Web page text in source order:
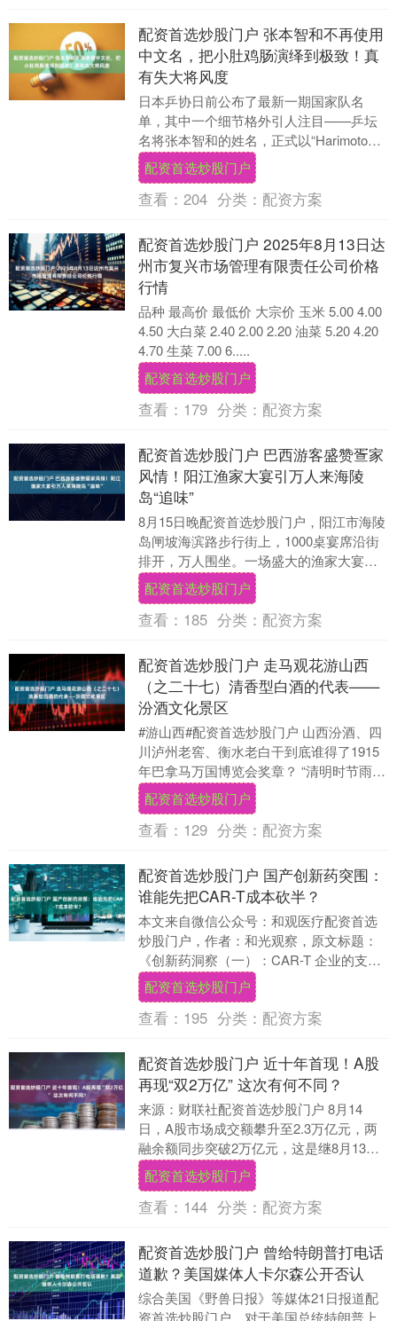
配资首选炒股门户 张本智和不再使用
中文名，把小肚鸡肠演绎到极致！真
有失大将风度
日本乒协日前公布了最新一期国家队名
单，其中一个细节格外引人注目——乒坛
名将张本智和的姓名，正式以“Harimoto
Tomokazu”的日文罗马音形式出现配资首....
配资首选炒股门户
查看： 204 分类： 配资方案
配资首选炒股门户 2025年8月13日达
州市复兴市场管理有限责任公司价格
行情
品种 最高价 最低价 大宗价 玉米 5.00 4.00
4.50 大白菜 2.40 2.00 2.20 油菜 5.20 4.20
4.70 生菜 7.00 6.....
配资首选炒股门户
查看： 179 分类： 配资方案
配资首选炒股门户 巴西游客盛赞疍家
风情！阳江渔家大宴引万人来海陵
岛“追味”
8月15日晚配资首选炒股门户，阳江市海陵
岛闸坡海滨路步行街上，1000桌宴席沿街
排开，万人围坐。一场盛大的渔家大宴在
此沸腾上演，以最鲜活的方式揭开了第二
十三届南....
配资首选炒股门户
查看： 185 分类： 配资方案
配资首选炒股门户 走马观花游山西
（之二十七）清香型白酒的代表——
汾酒文化景区
#游山西#配资首选炒股门户 山西汾酒、四
川泸州老窖、衡水老白干到底谁得了1915
年巴拿马万国博览会奖章？ “清明时节雨纷
纷，路上行人欲断魂。借问酒家何处有？
牧童....
配资首选炒股门户
查看： 129 分类： 配资方案
配资首选炒股门户 国产创新药突围：
谁能先把CAR-T成本砍半？
本文来自微信公众号：和观医疗配资首选
炒股门户，作者：和光观察，原文标题：
《创新药洞察（一）：CAR-T 企业的支付
突围与价值解析》《创新药洞察（二）：9
家 C....
配资首选炒股门户
查看： 195 分类： 配资方案
配资首选炒股门户 近十年首现！A股
再现“双2万亿” 这次有何不同？
来源：财联社配资首选炒股门户 8月14
日，A股市场成交额攀升至2.3万亿元，两
融余额同步突破2万亿元，这是继8月13日
后，A股连续第二个交易日实现成交额与两
融余....
配资首选炒股门户
查看： 144 分类： 配资方案
配资首选炒股门户 曾给特朗普打电话
道歉？美国媒体人卡尔森公开否认
综合美国《野兽日报》等媒体21日报道配